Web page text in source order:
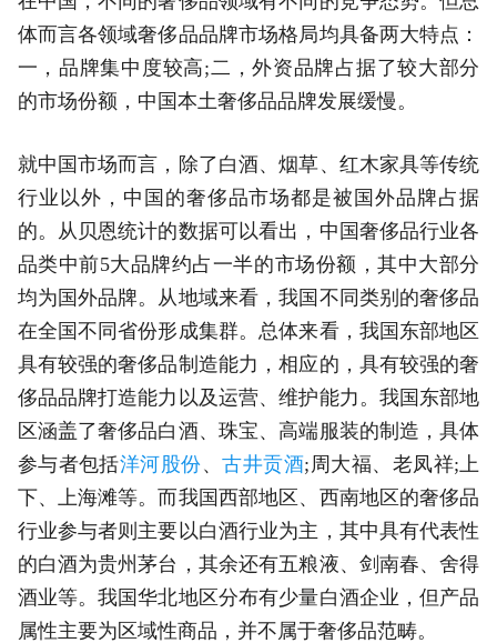
体而言各领域奢侈品品牌市场格局均具备两大特点：
一，品牌集中度较高;二，外资品牌占据了较大部分
的市场份额，中国本土奢侈品品牌发展缓慢。
就中国市场而言，除了白酒、烟草、红木家具等传统
行业以外，中国的奢侈品市场都是被国外品牌占据
的。从贝恩统计的数据可以看出，中国奢侈品行业各
品类中前5大品牌约占一半的市场份额，其中大部分
均为国外品牌。从地域来看，我国不同类别的奢侈品
在全国不同省份形成集群。总体来看，我国东部地区
具有较强的奢侈品制造能力，相应的，具有较强的奢
侈品品牌打造能力以及运营、维护能力。我国东部地
区涵盖了奢侈品白酒、珠宝、高端服装的制造，具体
参与者包括洋河股份、古井贡酒;周大福、老凤祥;上
下、上海滩等。而我国西部地区、西南地区的奢侈品
行业参与者则主要以白酒行业为主，其中具有代表性
的白酒为贵州茅台，其余还有五粮液、剑南春、舍得
酒业等。我国华北地区分布有少量白酒企业，但产品
属性主要为区域性商品，并不属于奢侈品范畴。